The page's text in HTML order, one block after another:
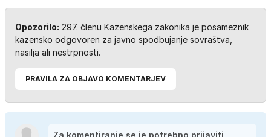
Opozorilo: 297. členu Kazenskega zakonika je posameznik
kazensko odgovoren za javno spodbujanje sovraštva,
nasilja ali nestrpnosti.
PRAVILA ZA OBJAVO KOMENTARJEV